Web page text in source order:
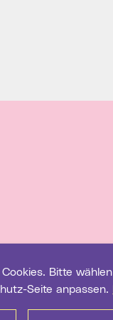
Seite anpassen.